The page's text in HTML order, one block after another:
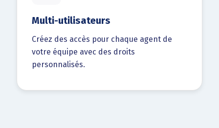
Multi-utilisateurs
Créez des accès pour chaque agent de
votre équipe avec des droits
personnalisés.